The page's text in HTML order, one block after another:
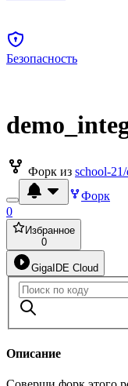
Безопасность
Форк из school-
Форк
0
Избранное
0
GigaIDE Cloud
Описание